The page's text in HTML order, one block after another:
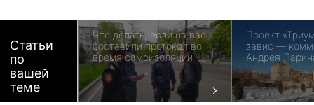
Статьи
по
вашей
теме
Что делать, если на вас
составили протокол во
время самоизоляции
Проект
завис —
Андрея